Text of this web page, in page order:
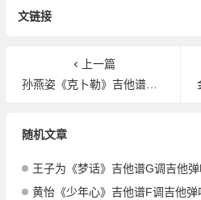
文链接
上一篇
孙燕姿《克卜勒》吉他谱G调吉他指弹独奏谱
随机文章
王子为《梦话》吉他谱G调吉他
黄怡《少年心》吉他谱F调吉他弹